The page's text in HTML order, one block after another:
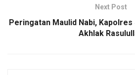
Next Post
Peringatan Maulid Nabi,
Akhlak